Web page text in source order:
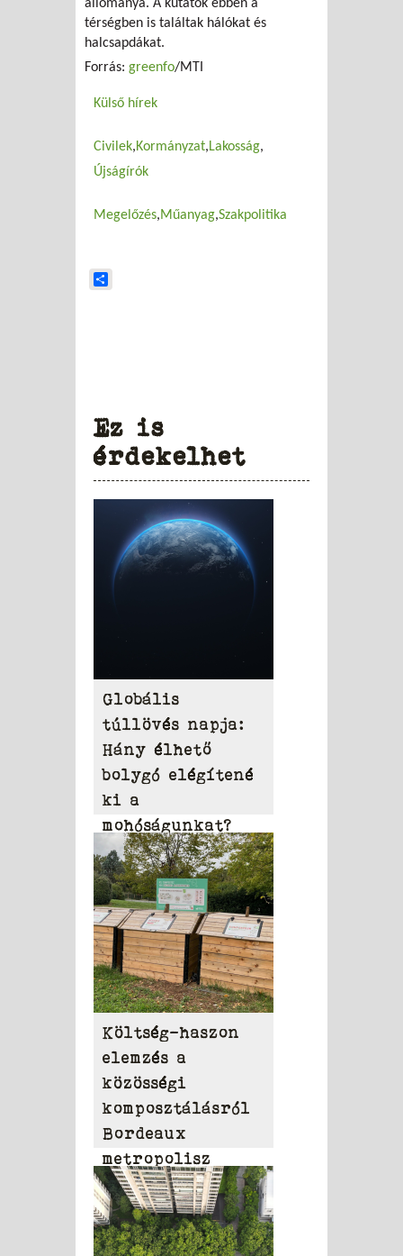
állománya. A kutatók ebben a
térségben is találtak hálókat és
halcsapdákat.
Forrás: greenfo/MTI
Külső hírek
Civilek Kormányzat Lakosság
Újságírók
Megelőzés Műanyag Szakpolitika
Ez is
érdekelhet
Globális
túllövés napja:
Hány élhető
bolygó elégítené
ki a
mohóságunkat?
Költség-haszon
elemzés a
közösségi
komposztálásról
Bordeaux
metropolisz
területén